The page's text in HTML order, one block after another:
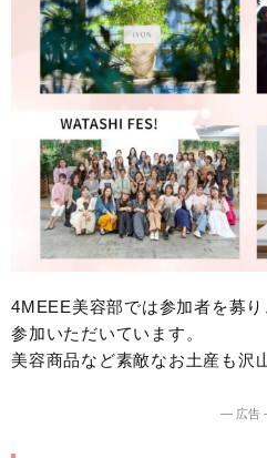
4MEEE美容部では参加者を募
参加いただいています。
美容商品など素敵なお土産も沢
― 広告